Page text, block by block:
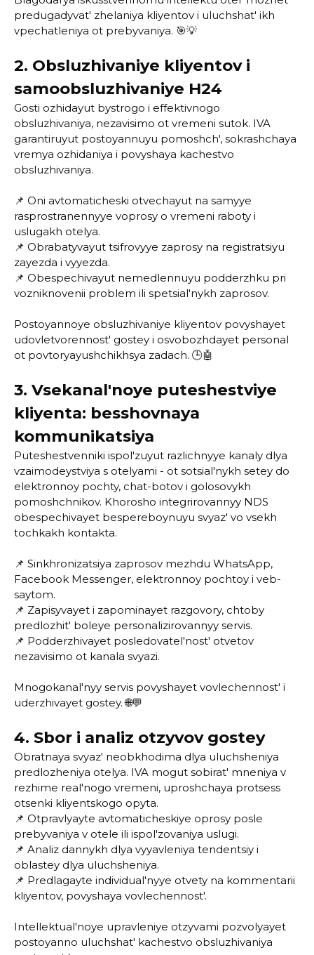
predugadyvat' zhelaniya kliyentov i uluchshat' ikh
vpechatleniya ot prebyvaniya. 🎯💡
2. Obsluzhivaniye kliyentov i
samoobsluzhivaniye H24
Gosti ozhidayut bystrogo i effektivnogo
obsluzhivaniya, nezavisimo ot vremeni sutok. IVA
garantiruyut postoyannuyu pomoshch', sokrashchaya
vremya ozhidaniya i povyshaya kachestvo
obsluzhivaniya.
📌 Oni avtomaticheski otvechayut na samyye
rasprostranennyye voprosy o vremeni raboty i
uslugakh otelya.
📌 Obrabatyvayut tsifrovyye zaprosy na registratsiyu
zayezda i vyyezda.
📌 Obespechivayut nemedlennuyu podderzhku pri
vozniknovenii problem ili spetsial'nykh zaprosov.
Postoyannoye obsluzhivaniye kliyentov povyshayet
udovletvorennost' gostey i osvobozhdayet personal
ot povtoryayushchikhsya zadach. 🕒🤖
3. Vsekanal'noye puteshestviye
kliyenta: besshovnaya
kommunikatsiya
Puteshestvenniki ispol'zuyut razlichnyye kanaly dlya
vzaimodeystviya s otelyami - ot sotsial'nykh setey do
elektronnoy pochty, chat-botov i golosovykh
pomoshchnikov. Khorosho integrirovannyy NDS
obespechivayet bespereboynuyu svyaz' vo vsekh
tochkakh kontakta.
📌 Sinkhronizatsiya zaprosov mezhdu WhatsApp,
Facebook Messenger, elektronnoy pochtoy i veb-
saytom.
📌 Zapisyvayet i zapominayet razgovory, chtoby
predlozhit' boleye personalizirovannyy servis.
📌 Podderzhivayet posledovatel'nost' otvetov
nezavisimo ot kanala svyazi.
Mnogokanal'nyy servis povyshayet vovlechennost' i
uderzhivayet gostey. 🌐💬
4. Sbor i analiz otzyvov gostey
Obratnaya svyaz' neobkhodima dlya uluchsheniya
predlozheniya otelya. IVA mogut sobirat' mneniya v
rezhime real'nogo vremeni, uproshchaya protsess
otsenki kliyentskogo opyta.
📌 Otpravlyayte avtomaticheskiye oprosy posle
prebyvaniya v otele ili ispol'zovaniya uslugi.
📌 Analiz dannykh dlya vyyavleniya tendentsiy i
oblastey dlya uluchsheniya.
📌 Predlagayte individual'nyye otvety na kommentarii
kliyentov, povyshaya vovlechennost'.
Intellektual'noye upravleniye otzyvami pozvolyayet
postoyanno uluchshat' kachestvo obsluzhivaniya